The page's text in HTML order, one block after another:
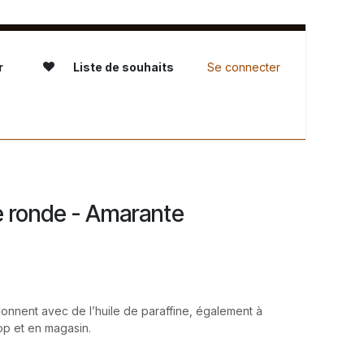
Liste de souhaits Se connecter
ronde - Amarante
avec de l’huile de paraffine, également à
et en magasin.